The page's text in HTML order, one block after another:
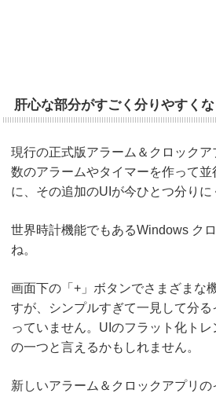
肝心な部分がすごく分りやすくな
現行の正式版アラーム＆クロック
数のアラームやタイマーを作って
に、その追加のUIが今ひとつ分りに
世界時計機能でもあるWindows ク
ね。
画面下の「+」ボタンでさまざまな
すが、シンプルすぎて一見して分
っていません。UIのフラット化ト
の一つと言えるかもしれません。
新しいアラーム＆クロックアプリの